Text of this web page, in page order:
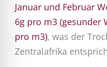
Januar und Februar
6g pro m3 (gesunder
pro m3), was der
Zentralafrika